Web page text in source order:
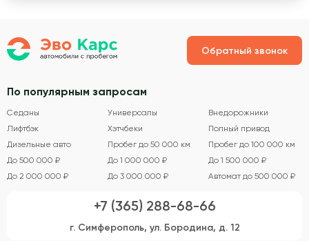
Обратный звонок
По популярным запросам
Седаны Универсалы
Внедорожники
Лифтбэк
Хэтчбеки
Полный привод
Дизельные авто
Пробег до 50 000 км
Пробег до 100 000 км
До 500 000 ₽
До 1 000 000 ₽
До 1 500 000 ₽
До 2 000 000 ₽
До 3 000 000 ₽ Автомат до 500 000 ₽
+7 (365) 288-68-66
г. Симферополь, ул. Бородина, д. 12